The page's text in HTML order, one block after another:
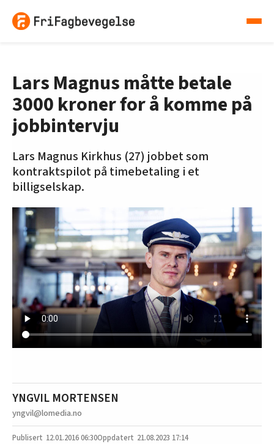
Lars Magnus måtte betale
3000 kroner for å komme på
jobbintervju
Lars Magnus Kirkhus (27) jobbet som
kontraktspilot på timebetaling i et
billigselskap.
YNGVIL MORTENSEN
yngvil@lomedia.no
12.01.201606:30 21.08.2023 17:14